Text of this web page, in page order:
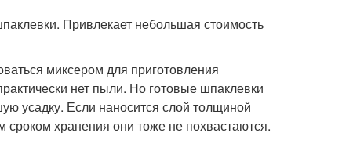
Привлекает небольшая стоимость
миксером для приготовления
нет пыли. Но готовые шпаклевки
усадку. Если наносится слой толщиной
хранения они тоже не похвастаются.